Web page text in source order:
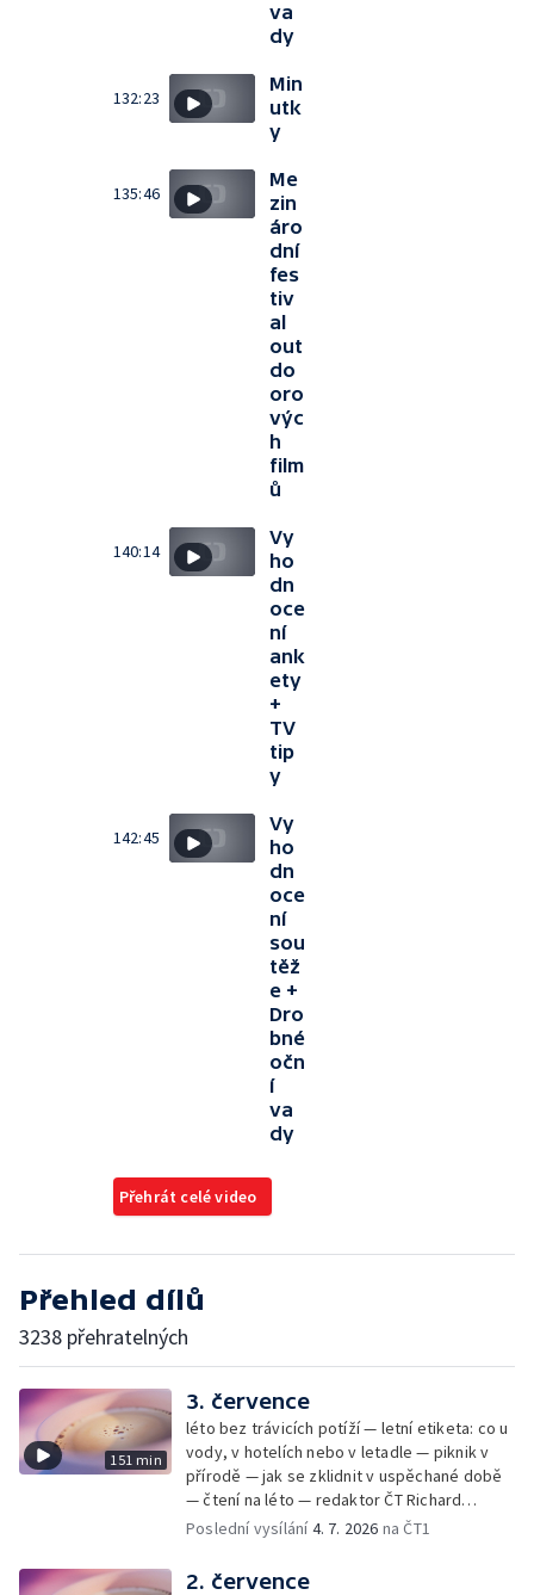
va
dy
132:23
Min
utk
y
135:46
Me
zin
áro
dní
fes
tiv
al
out
do
oro
výc
h
film
ů
140:14
Vy
ho
dn
oce
ní
ank
ety
+
TV
tip
y
142:45
Vy
ho
dn
oce
ní
sou
těž
e +
Dro
bné
očn
í
va
dy
Přehrát celé video
Přehled dílů
3238 přehratelných
151 min
3. července
léto bez trávicích potíží — letní etiketa: co u
vody, v hotelích nebo v letadle — piknik v
přírodě — jak se zklidnit v uspěchané době
— čtení na léto — redaktor ČT Richard
Samko
Poslední vysílání4. 7. 2026 na ČT1
2. července